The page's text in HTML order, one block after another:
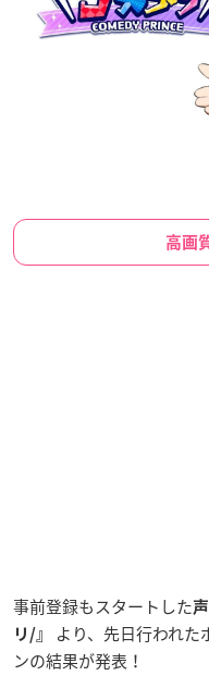
高画
事前登録もスタートした
リ/』
より、先日行われ
ンの結果が発表！